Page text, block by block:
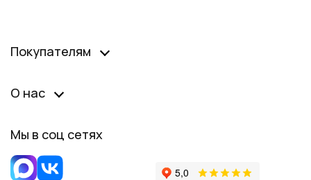
Покупателям
О нас
Мы в соц сетях